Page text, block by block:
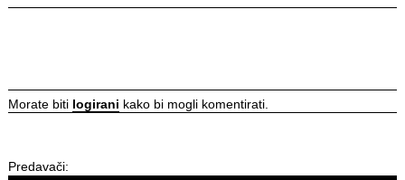
Morate biti logirani kako bi mogli komentirati.
Predavači: